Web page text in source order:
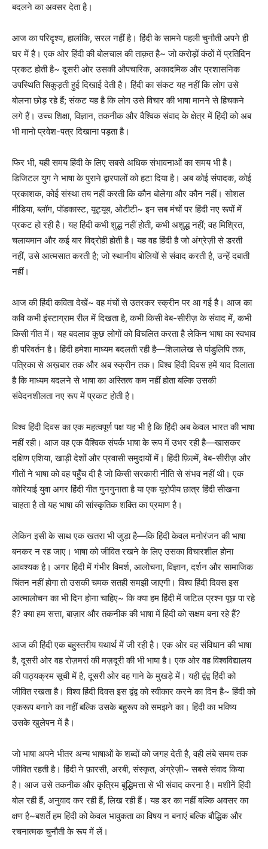
बदलने का अवसर देता है।
आज का परिदृश्य, हालांकि, सरल नहीं है। हिंदी के सामने पहली चुनौती अपने ही
घर में है। एक ओर हिंदी की बोलचाल की ताक़त है~ जो करोड़ों कंठों में प्रतिदिन
प्रकट होती है~ दूसरी ओर उसकी औपचारिक, अकादमिक और प्रशासनिक
उपस्थिति सिकुड़ती हुई दिखाई देती है। हिंदी का संकट यह नहीं कि लोग उसे
बोलना छोड़ रहे हैं; संकट यह है कि लोग उसे विचार की भाषा मानने से हिचकने
लगे हैं। उच्च शिक्षा, विज्ञान, तकनीक और वैश्विक संवाद के क्षेत्र में हिंदी को अब
भी मानो प्रवेश-पत्र दिखाना पड़ता है।
फिर भी, यही समय हिंदी के लिए सबसे अधिक संभावनाओं का समय भी है।
डिजिटल युग ने भाषा के पुराने द्वारपालों को हटा दिया है। अब कोई संपादक, कोई
प्रकाशक, कोई संस्था तय नहीं करती कि कौन बोलेगा और कौन नहीं। सोशल
मीडिया, ब्लॉग, पॉडकास्ट, यूट्यूब, ओटीटी~ इन सब मंचों पर हिंदी नए रूपों में
प्रकट हो रही है। यह हिंदी कभी शुद्ध नहीं होती, कभी अशुद्ध नहीं; वह मिश्रित,
चलायमान और कई बार विद्रोही होती है। यह वह हिंदी है जो अंग्रेज़ी से डरती
नहीं, उसे आत्मसात करती है; जो स्थानीय बोलियों से संवाद करती है, उन्हें दबाती
नहीं।
आज की हिंदी कविता देखें~ वह मंचों से उतरकर स्क्रीन पर आ गई है। आज का
कवि कभी इंस्टाग्राम रील में दिखता है, कभी किसी वेब-सीरीज़ के संवाद में, कभी
किसी गीत में। यह बदलाव कुछ लोगों को विचलित करता है लेकिन भाषा का स्वभाव
ही परिवर्तन है। हिंदी हमेशा माध्यम बदलती रही है—शिलालेख से पांडुलिपि तक,
पत्रिका से अख़बार तक और अब स्क्रीन तक। विश्व हिंदी दिवस हमें याद दिलाता
है कि माध्यम बदलने से भाषा का अस्तित्व कम नहीं होता बल्कि उसकी
संवेदनशीलता नए रूप में प्रकट होती है।
विश्व हिंदी दिवस का एक महत्वपूर्ण पक्ष यह भी है कि हिंदी अब केवल भारत की भाषा
नहीं रही। आज वह एक वैश्विक संपर्क भाषा के रूप में उभर रही है—खासकर
दक्षिण एशिया, खाड़ी देशों और प्रवासी समुदायों में। हिंदी फ़िल्में, वेब-सीरीज़ और
गीतों ने भाषा को वह पहुँच दी है जो किसी सरकारी नीति से संभव नहीं थी। एक
कोरियाई युवा अगर हिंदी गीत गुनगुनाता है या एक यूरोपीय छात्र हिंदी सीखना
चाहता है तो यह भाषा की सांस्कृतिक शक्ति का प्रमाण है।
लेकिन इसी के साथ एक खतरा भी जुड़ा है—कि हिंदी केवल मनोरंजन की भाषा
बनकर न रह जाए। भाषा को जीवित रखने के लिए उसका विचारशील होना
आवश्यक है। अगर हिंदी में गंभीर विमर्श, आलोचना, विज्ञान, दर्शन और सामाजिक
चिंतन नहीं होगा तो उसकी चमक सतही समझी जाएगी। विश्व हिंदी दिवस इस
आत्मालोचन का भी दिन होना चाहिए~ कि क्या हम हिंदी में जटिल प्रश्न पूछ पा रहे
हैं? क्या हम सत्ता, बाज़ार और तकनीक की भाषा में हिंदी को सक्षम बना रहे हैं?
आज की हिंदी एक बहुस्तरीय यथार्थ में जी रही है। एक ओर वह संविधान की भाषा
है, दूसरी ओर वह रोज़मर्रा की मज़दूरी की भी भाषा है। एक ओर वह विश्वविद्यालय
की पाठ्यक्रम सूची में है, दूसरी ओर वह गाने के मुखड़े में। यही द्वंद्व हिंदी को
जीवित रखता है। विश्व हिंदी दिवस इस द्वंद्व को स्वीकार करने का दिन है~ हिंदी को
एकरूप बनाने का नहीं बल्कि उसके बहुरूप को समझने का। हिंदी का भविष्य
उसके खुलेपन में है।
जो भाषा अपने भीतर अन्य भाषाओं के शब्दों को जगह देती है, वही लंबे समय तक
जीवित रहती है। हिंदी ने फ़ारसी, अरबी, संस्कृत, अंग्रेज़ी~ सबसे संवाद किया
है। आज उसे तकनीक और कृत्रिम बुद्धिमत्ता से भी संवाद करना है। मशीनें हिंदी
बोल रही हैं, अनुवाद कर रही हैं, लिख रही हैं। यह डर का नहीं बल्कि अवसर का
क्षण है~बशर्ते हम हिंदी को केवल भावुकता का विषय न बनाएं बल्कि बौद्धिक और
रचनात्मक चुनौती के रूप में लें।